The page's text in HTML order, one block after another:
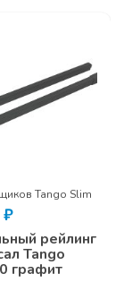
Tango Slim
₽
рейлинг
Tango
графит